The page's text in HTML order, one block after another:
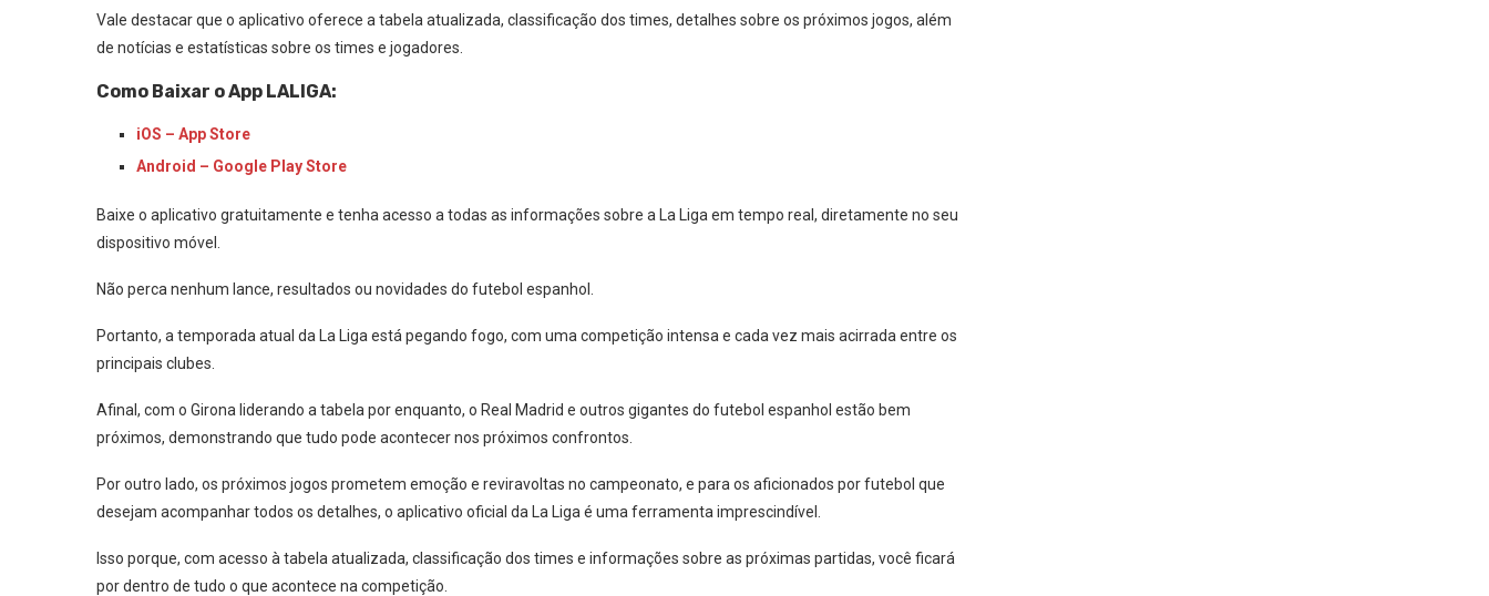
Vale destacar que o aplicativo oferece a tabela atualizada, classificação dos times, detalhes sobre os próximos jogos, além
de notícias e estatísticas sobre os times e jogadores.
Como Baixar o App LALIGA:
iOS – App Store
Android – Google Play Store
Baixe o aplicativo gratuitamente e tenha acesso a todas as informações sobre a La Liga em tempo real, diretamente no seu
dispositivo móvel.
Não perca nenhum lance, resultados ou novidades do futebol espanhol.
Portanto, a temporada atual da La Liga está pegando fogo, com uma competição intensa e cada vez mais acirrada entre os
principais clubes.
Afinal, com o Girona liderando a tabela por enquanto, o Real Madrid e outros gigantes do futebol espanhol estão bem
próximos, demonstrando que tudo pode acontecer nos próximos confrontos.
Por outro lado, os próximos jogos prometem emoção e reviravoltas no campeonato, e para os aficionados por futebol que
desejam acompanhar todos os detalhes, o aplicativo oficial da La Liga é uma ferramenta imprescindível.
Isso porque, com acesso à tabela atualizada, classificação dos times e informações sobre as próximas partidas, você ficará
por dentro de tudo o que acontece na competição.